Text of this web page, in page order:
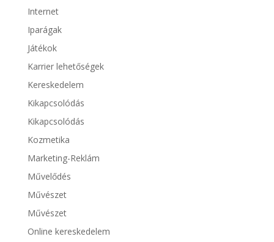
Internet
Iparágak
Játékok
Karrier lehetőségek
Kereskedelem
Kikapcsolódás
Kikapcsolódás
Kozmetika
Marketing-Reklám
Művelődés
Művészet
Művészet
Online kereskedelem